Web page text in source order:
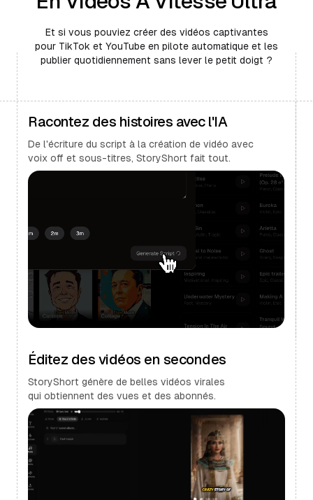
Et si vous pouviez créer des vidéos captivantes
pour TikTok et YouTube en pilote automatique et les
publier quotidiennement sans lever le petit doigt ?
Racontez des histoires avec l'IA
De l'écriture du script à la création de vidéo avec
voix off et sous-titres, StoryShort fait tout.
Éditez des vidéos en secondes
StoryShort génère de belles vidéos virales
qui obtiennent des vues et des abonnés.